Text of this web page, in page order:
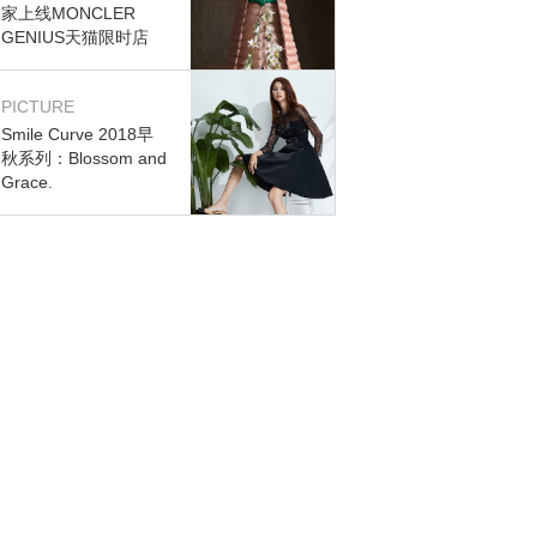
家上线MONCLER
GENIUS天猫限时店
PICTURE
Smile Curve 2018早
秋系列：Blossom and
Grace.